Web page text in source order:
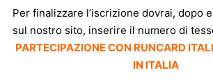
Per finalizzare l’iscrizione dovrai, dopo
sul nostro sito, inserire il numero di
PARTECIPAZIONE CON RUNCARD
IN ITALIA